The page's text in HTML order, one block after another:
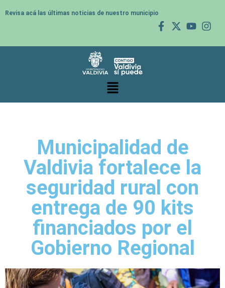
Revisa acá las últimas noticias de nuestro municipio
Municipalidad de
Valdivia fortalece la
seguridad rural con
entrega de 90 kits
financiados por el
Gobierno Regional